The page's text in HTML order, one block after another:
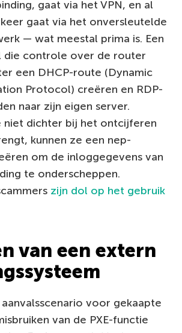
gaat via het VPN, en al
gaat via het onversleutelde
— wat meestal prima is. Een
die controle over de router
een DHCP-route (Dynamic
Protocol) creëren en RDP-
naar zijn eigen server.
niet dichter bij het ontcijferen
kunnen ze een nep-
om de inloggegevens van
te onderscheppen.
zijn dol op het gebruik
van een extern
aanvalsscenario voor gekaapte
van de PXE-functie